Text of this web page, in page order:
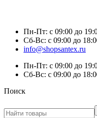
Пн-Пт: с 09:00 до
Сб-Вс: с 09:00 до
info@shopsantex.ru
Пн-Пт: с 09:00 до
Сб-Вс: с 09:00 до
Поиск